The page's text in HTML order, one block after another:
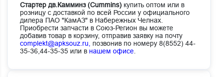
Стартер дв.Камминз (Cummins) купить оптом или в
розницу с доставкой по всей России у официального
дилера ПАО "КамАЗ" в Набережных Челнах.
Приобрести запчасти в Союз-Регион вы можете
добавив товар в корзину, отправив заявку на почту
complekt@apksouz.ru,
позвонив по номеру 8(8552) 44-
35-36,44-35-35 или в нашем офисе